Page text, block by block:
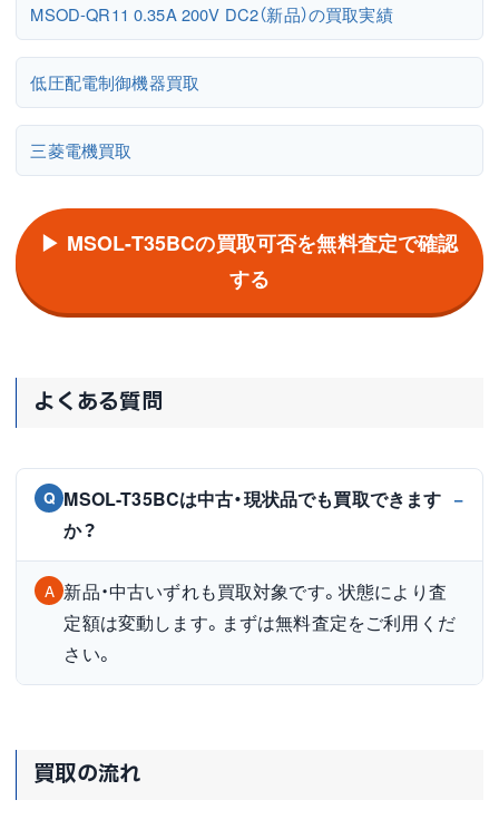
MSOD-QR11 0.35A 200V DC2（新品）の買取実績
低圧配電制御機器買取
三菱電機買取
▶ MSOL-T35BCの買取可否を無料査定で確認
する
よくある質問
Q MSOL-T35BCは中古・現状品でも買取できます
か？
A 新品・中古いずれも買取対象です。状態により査
定額は変動します。まずは無料査定をご利用くだ
さい。
買取の流れ